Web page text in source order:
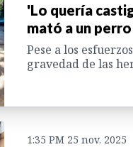
'Lo quería
mató a un
Pese a los
gravedad de las
1:35 PM 25 nov. 2025